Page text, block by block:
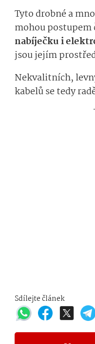
Tyto drobné a
mohou postupem
nabíječku i
jsou jejím
Nekvalitních,
kabelů se tedy
Sdílejte článek